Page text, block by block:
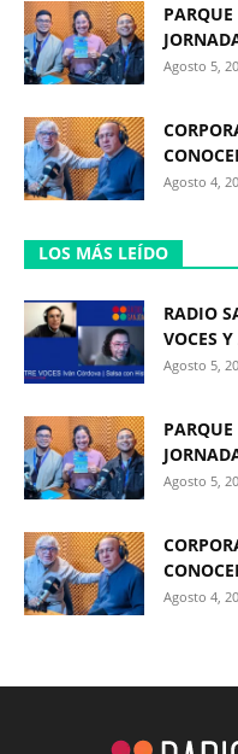
Agosto 5,
Agosto 4,
LOS MÁS LEÍDO
RADIO
VOCES
Agosto 5,
Agosto 5,
Agosto 4,